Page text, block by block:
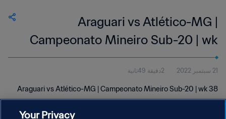
Araguari vs Atlético-MG |
Campeonato Mineiro Sub-20 | wk
38
21 سبتمبر 2022 2دقيقة 49ثانية
Araguari vs Atlético-MG | Campeonato Mineiro Sub-20 | wk 38
Your Privacy